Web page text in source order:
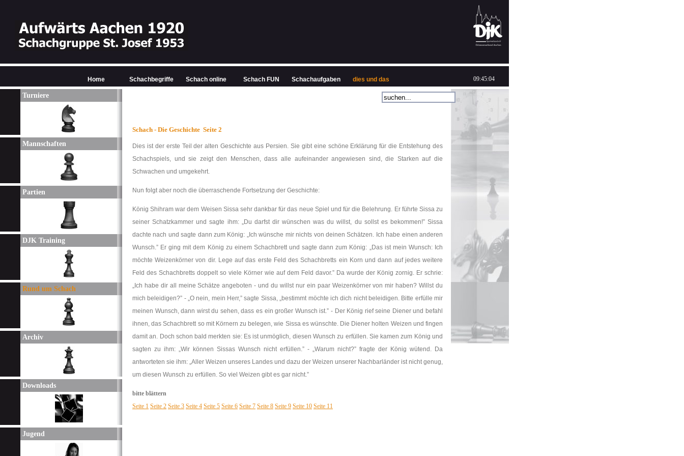
Turniere
Mannschaften
Partien
DJK Training
Rund um Schach
Archiv
Downloads
Jugend
Schach - Die Geschichte Seite 2
Dies ist der erste Teil der alten Geschichte aus Persien. Sie gibt eine schöne Erklärung für die Entstehung des
Schachspiels, und sie zeigt den Menschen, dass alle aufeinander angewiesen sind, die Starken auf die
Schwachen und umgekehrt.
Nun folgt aber noch die überraschende Fortsetzung der Geschichte:
König Shihram war dem Weisen Sissa sehr dankbar für das neue Spiel und für die Belehrung. Er führte Sissa zu
seiner Schatzkammer und sagte ihm: „Du darfst dir wünschen was du willst, du sollst es bekommen!” Sissa
dachte nach und sagte dann zum König: „Ich wünsche mir nichts von deinen Schätzen. Ich habe einen anderen
Wunsch.” Er ging mit dem König zu einem Schachbrett und sagte dann zum König: „Das ist mein Wunsch: Ich
möchte Weizenkörner von dir. Lege auf das erste Feld des Schachbretts ein Korn und dann auf jedes weitere
Feld des Schachbretts doppelt so viele Körner wie auf dem Feld davor.” Da wurde der König zornig. Er schrie:
„Ich habe dir all meine Schätze angeboten - und du willst nur ein paar Weizenkörner von mir haben? Willst du
mich beleidigen?” - „O nein, mein Herr,” sagte Sissa, „bestimmt möchte ich dich nicht beleidigen. Bitte erfülle mir
meinen Wunsch, dann wirst du sehen, dass es ein großer Wunsch ist.” - Der König rief seine Diener und befahl
ihnen, das Schachbrett so mit Körnern zu belegen, wie Sissa es wünschte. Die Diener holten Weizen und fingen
damit an. Doch schon bald merkten sie: Es ist unmöglich, diesen Wunsch zu erfüllen. Sie kamen zum König und
sagten zu ihm: „Wir können Sissas Wunsch nicht erfüllen.” - „Warum nicht?” fragte der König wütend. Da
antworteten sie ihm: „Aller Weizen unseres Landes und dazu der Weizen unserer Nachbarländer ist nicht genug,
um diesen Wunsch zu erfüllen. So viel Weizen gibt es gar nicht.”
bitte blättern
Seite 1 Seite 2 Seite 3 Seite 4 Seite 5 Seite 6 Seite 7 Seite 8 Seite 9 Seite 10 Seite 11
Home Schachbegriffe Schach online Schach FUN Schachaufgaben dies und das 09:45:04